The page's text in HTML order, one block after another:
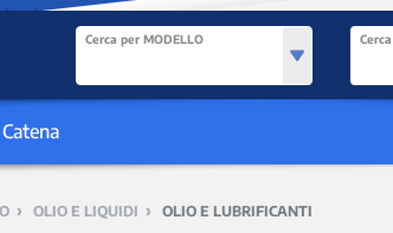
Cerca per MODELLO
› OLIO E LIQUIDI › OLIO E LUBRIFICANTI